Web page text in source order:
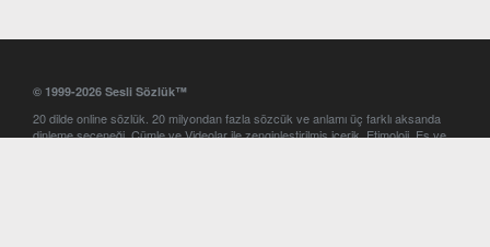
© 1999-2026 Sesli Sözlük™
20 dilde online sözlük. 20 milyondan fazla sözcük ve anlamı üç farklı aksanda
dinleme seçeneği. Cümle ve Videolar ile zenginleştirilmiş içerik. Etimoloji, Eş ve